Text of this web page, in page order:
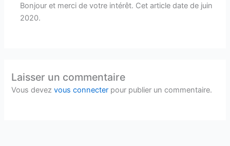
Bonjour et merci de votre intérêt. Cet article date de juin
2020.
Laisser un commentaire
Vous devezvous connecter pour publier un commentaire.